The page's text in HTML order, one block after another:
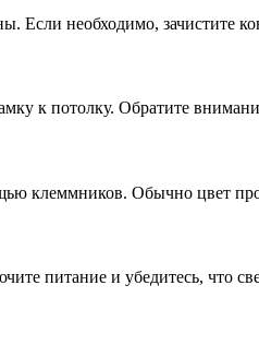
Если необходимо, зачистите
к потолку. Обратите
Обычно цвет
питание и убедитесь, что